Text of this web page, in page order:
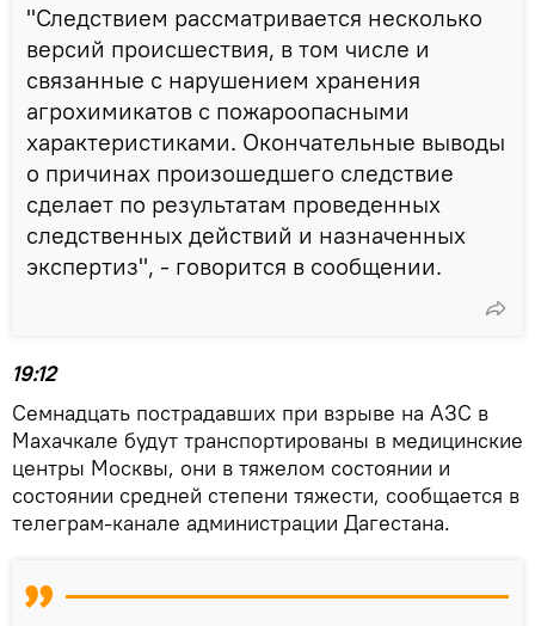
"Следствием рассматривается несколько
версий происшествия, в том числе и
связанные с нарушением хранения
агрохимикатов с пожароопасными
характеристиками. Окончательные выводы
о причинах произошедшего следствие
сделает по результатам проведенных
следственных действий и назначенных
экспертиз", - говорится в сообщении.
19:12
Семнадцать пострадавших при взрыве на АЗС в
Махачкале будут транспортированы в медицинские
центры Москвы, они в тяжелом состоянии и
состоянии средней степени тяжести, сообщается в
телеграм-канале администрации Дагестана.